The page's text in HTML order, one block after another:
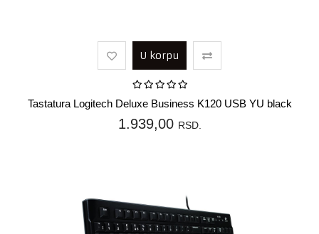
U korpu
Tastatura Logitech Deluxe Business K120 USB YU black
1.939,00 RSD.